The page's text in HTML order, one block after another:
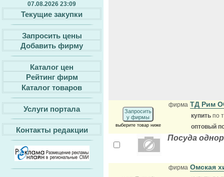
07.08.2026 23:09
Текущие закупки
Запросить цены
Добавить фирму
Каталог цен
Рейтинг фирм
Каталог товаров
Услуги портала
Контакты редакции
Запросить
у фирмы
выберите товар ниже
фирма ТД Рим
купить по
оптовый
Посуда
фирма Омская